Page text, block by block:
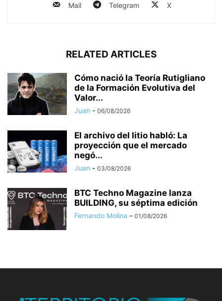
Mail Telegram X
RELATED ARTICLES
Cómo nació la Teoría Rutigliano
de la Formación Evolutiva del
Valor...
Juan - 06/08/2026
El archivo del litio habló: La
proyección que el mercado
negó...
Juan - 03/08/2026
BTC Techno Magazine lanza
BUILDING, su séptima edición
Fernando Molina - 01/08/2026